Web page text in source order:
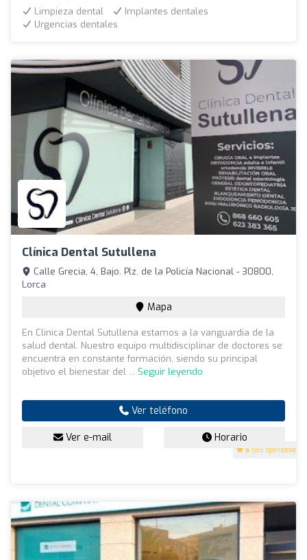
Limpieza dental
Implantes dentales
Urgencias dentales
Clínica Dental Sutullena
5 (85 opiniones)
Calle Grecia, 4, Bajo. Plz. de la Policía Nacional - 30800,
Lorca
Mapa
En Clinica Dental Sutullena estamos a la vanguardia de la
salud dental. Nuestro equipo multidisciplinar de doctores se
encuentra en constante formación, siendo su principal
objetivo el bienestar del ... Seguir leyendo
Ver teléfono
Ver e-mail Horario